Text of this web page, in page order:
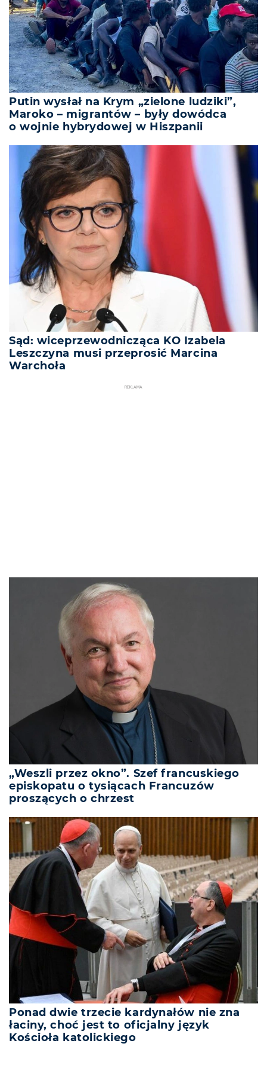
Putin wysłał na Krym „zielone ludziki”,
Maroko – migrantów – były dowódca
o wojnie hybrydowej w Hiszpanii
Sąd: wiceprzewodnicząca KO Izabela
Leszczyna musi przeprosić Marcina
Warchoła
REKLAMA
„Weszli przez okno”. Szef francuskiego
episkopatu o tysiącach Francuzów
proszących o chrzest
Ponad dwie trzecie kardynałów nie zna
łaciny, choć jest to oficjalny język
Kościoła katolickiego